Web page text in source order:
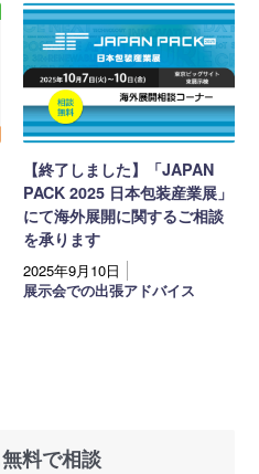
【終了しました】「JAPAN
PACK 2025 日本包装産業展」
にて海外展開に関するご相談
を承ります
2025年9月10日
展示会での出張アドバイス
料で相談